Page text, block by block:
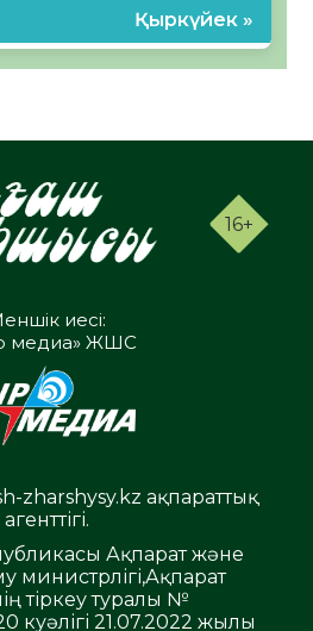
Қыркүйек »
16+
иесі:
медиа» ЖШС
zharshysy.kz ақпараттық
агенттігі.
Ақпарат және
министрлігі,Ақпарат
тіркеу туралы №
куәлігі 21.07.2022 жылы